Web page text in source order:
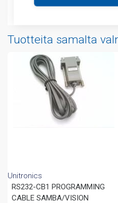
Liitteet
Tuotteita samalta
Unitronics
RS232-CB1 PROGRAMMING
CABLE SAMBA/VISION